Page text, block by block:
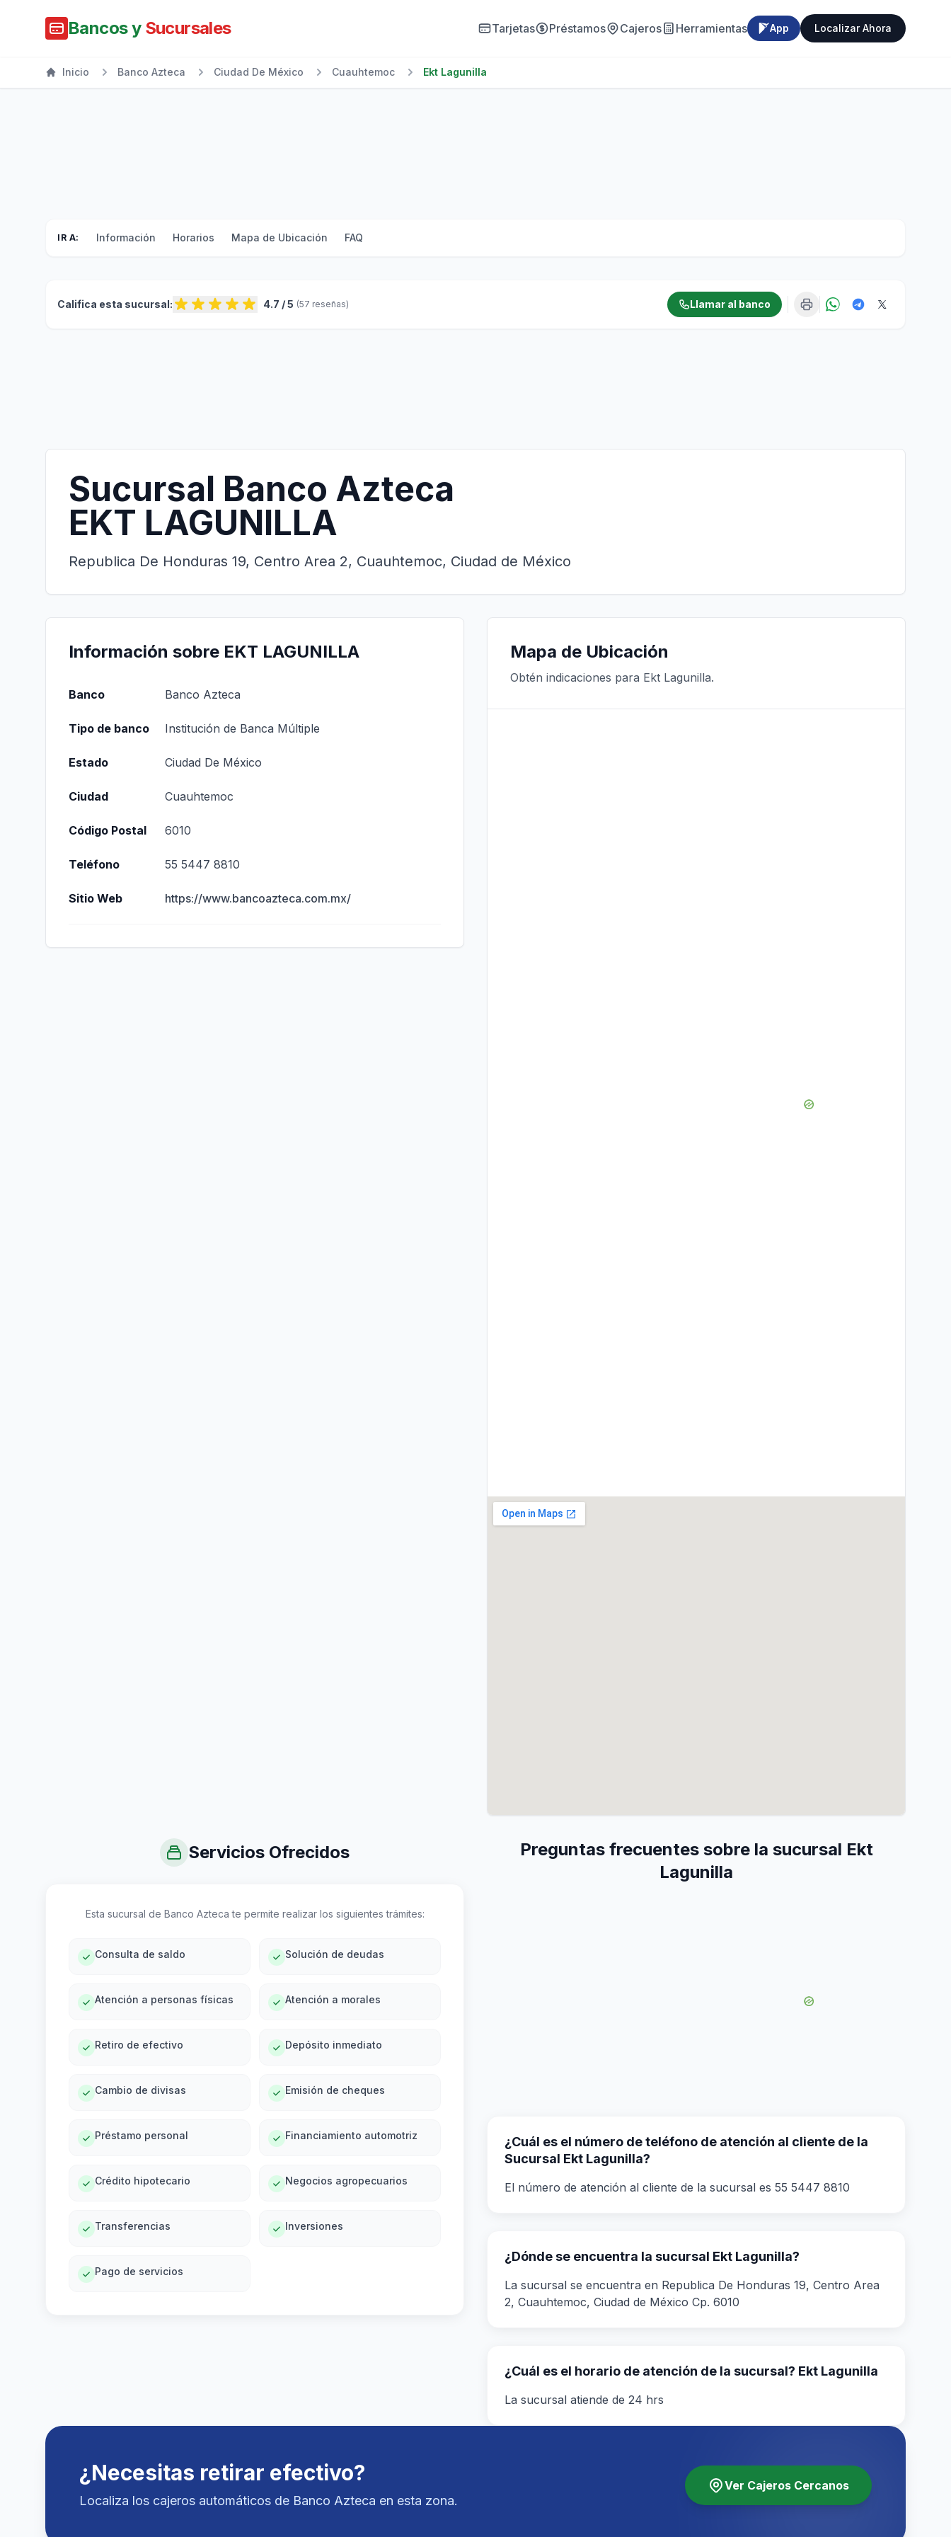
Bancos y Sucursales Tarjetas Préstamos Cajeros Herramientas App Localizar Ahora
Inicio Banco Azteca Ciudad De México Cuauhtemoc Ekt Lagunilla
IR A: Información Horarios Mapa de Ubicación FAQ
Califica esta sucursal: 4.7 / 5 (57 reseñas) Llamar al banco
Sucursal Banco Azteca
EKT LAGUNILLA
Republica De Honduras 19, Centro Area 2, Cuauhtemoc, Ciudad de México
Información sobre EKT LAGUNILLA
Banco Banco Azteca
Tipo de banco Institución de Banca Múltiple
Estado Ciudad De México
Ciudad Cuauhtemoc
Código Postal 6010
Teléfono 55 5447 8810
Sitio Web https://www.bancoazteca.com.mx/
Mapa de Ubicación
Obtén indicaciones para Ekt Lagunilla.
Servicios Ofrecidos
Esta sucursal de Banco Azteca te permite realizar los siguientes trámites:
Consulta de saldo Solución de deudas
Atención a personas físicas Atención a morales
Retiro de efectivo Depósito inmediato
Cambio de divisas Emisión de cheques
Préstamo personal Financiamiento automotriz
Crédito hipotecario Negocios agropecuarios
Transferencias Inversiones
Pago de servicios
Preguntas frecuentes sobre la sucursal Ekt
Lagunilla
¿Cuál es el número de teléfono de atención al cliente de la
Sucursal Ekt Lagunilla?
El número de atención al cliente de la sucursal es 55 5447 8810
¿Dónde se encuentra la sucursal Ekt Lagunilla?
La sucursal se encuentra en Republica De Honduras 19, Centro Area
2, Cuauhtemoc, Ciudad de México Cp. 6010
¿Cuál es el horario de atención de la sucursal? Ekt Lagunilla
La sucursal atiende de 24 hrs
¿Necesitas retirar efectivo?
Localiza los cajeros automáticos de Banco Azteca en esta zona.
Ver Cajeros Cercanos